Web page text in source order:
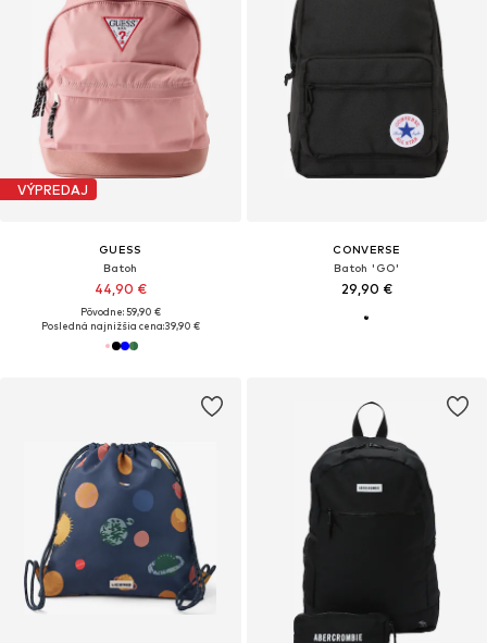
VÝPREDAJ
GUESS
Batoh
44,90 €
Pôvodne: 59,90 €
Posledná najnižšia cena:39,90 €
CONVERSE
Batoh 'GO'
29,90 €